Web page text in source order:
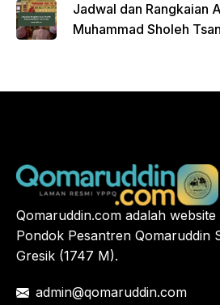
Jadwal dan Rangkaian
Muhammad Sholeh
Qomaruddin.com adalah website
Pondok Pesantren Qomaruddin
Gresik (1747 M).
admin@qomaruddin.com